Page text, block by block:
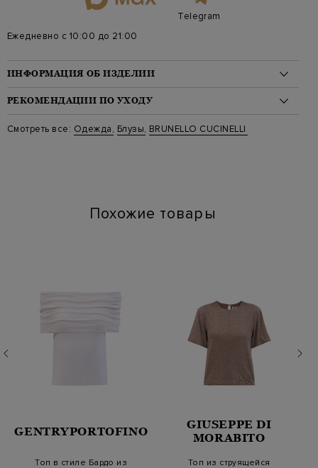
Telegram
Ежедневно с 10:00 до 21:00
ИНФОРМАЦИЯ ОБ ИЗДЕЛИИ
Материал: хлопок 100%
На модели: 180/84/61/87 на модели размер M
Цвет: Коричневый
Артикул: ml942sh206 c6001
РЕКОМЕНДАЦИИ ПО УХОДУ
Стирка: Ручная стирка при температуре воды до 40 градусов
Отбеливание: Отбеливание запрещено
Смотреть все: Одежда, Блузы, BRUNELLO CUCINELLI
Похожие товары
GENTRYPORTOFINO
Топ в стиле Бардо из
GIUSEPPE DI
MORABITO
Топ из струящейся